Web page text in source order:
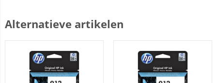
Alternatieve artikelen